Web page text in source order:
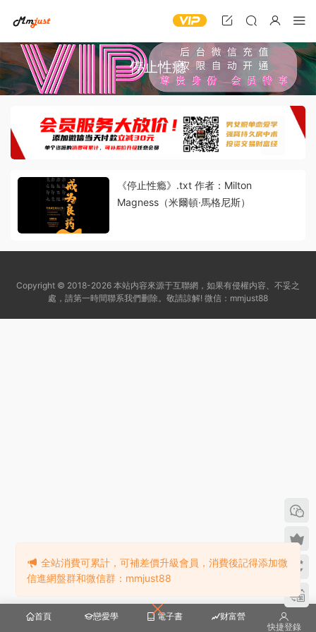
停止性瘾
《停止性瘾》.txt 作者：Milton
Magness（米爾頓·馬格尼斯）
首頁 戀愛學 電子書
财富營
快捷登錄
Copyright © 2018-2026 本站内容來源于互聯網，如果有侵權内容、不妥之
處，請第一時間聯系我們删除。敬請諒解! 微信：mmjust88
全站消費可累計，可補差價升級會員，消費後記得添加微
信進網盤群和微信群：mmjust88